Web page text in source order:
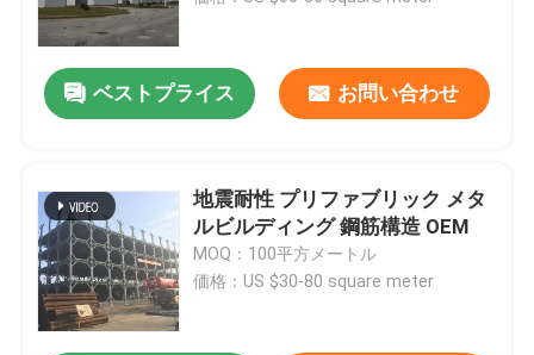
事件
鋼鉄構造物 倉庫
鉄骨構造の研修会
ベストプライス お問い合わせ
地震耐性 プリファブリック メタ
ルビルディング 鋼筋構造 OEM
MOQ：100平方メートル
価格：US $30-80 square meter